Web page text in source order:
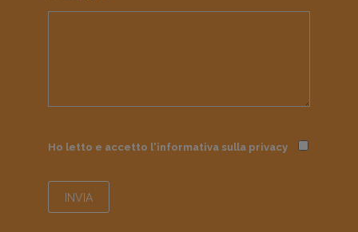
Ho letto e accetto l'informativa sulla privacy